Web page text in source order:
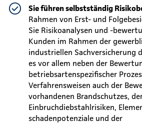
Sie führen selbstständig
Rahmen von Erst- und
Sie Risikoanalysen und -
Kunden im Rahmen der
industriellen Sachversicherung
es vor allem neben der
betriebsartenspezifischer
Verfahrensweisen auch der
vorhandenen Brandschutzes,
Einbruchdiebstahlrisiken,
schadenpotenziale und der